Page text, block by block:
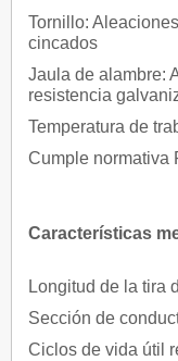
Tornillo:
cincados
Jaula de alambre:
resistencia
Temperatura de
Cumple normativa
Características
Longitud de la tira
Sección de
Ciclos de vida útil